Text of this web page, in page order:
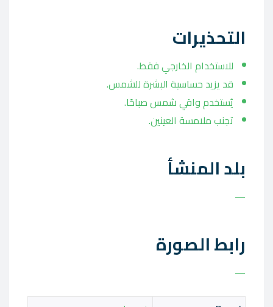
التحذيرات
للاستخدام الخارجي فقط.
قد يزيد حساسية البشرة للشمس.
يُستخدم واقي شمس صباحًا.
تجنب ملامسة العينين.
بلد المنشأ
—
رابط الصورة
—